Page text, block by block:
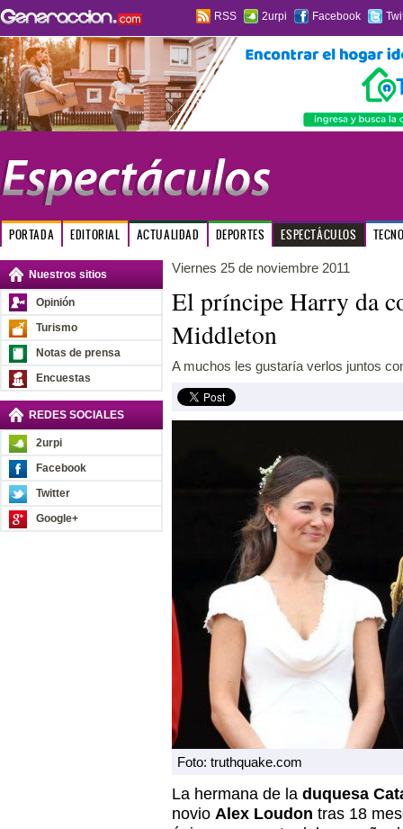
RSS 2urpi Facebook
PORTADA EDITORIAL ACTUALIDAD DEPORTES ESPECTÁCULOS
Nuestros sitios
Opinión
Turismo
Notas de prensa
Encuestas
REDES SOCIALES
2urpi
Facebook
Twitter
Google+
Viernes 25 de noviembre 2011
El príncipe Harry da
Middleton
A muchos les gustaría verlos juntos
Foto: truthquake.com
La hermana de la duquesa
novio Alex Loudon tras 18